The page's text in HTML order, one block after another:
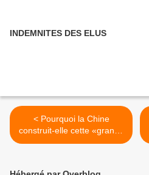
INDEMNITES DES ELUS
< Pourquoi la Chine
construit-elle cette «grande
muraille de sable»?